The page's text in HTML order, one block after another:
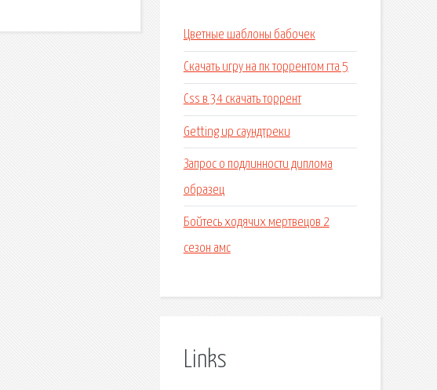
Цветные шаблоны бабочек
Скачать игру на пк торрентом гта 5
Css в 34 скачать торрент
Getting up саундтреки
Запрос о подлинности диплома
образец
Бойтесь ходячих мертвецов 2
сезон амс
Links